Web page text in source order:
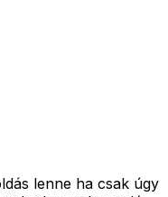
lenne ha csak úgy